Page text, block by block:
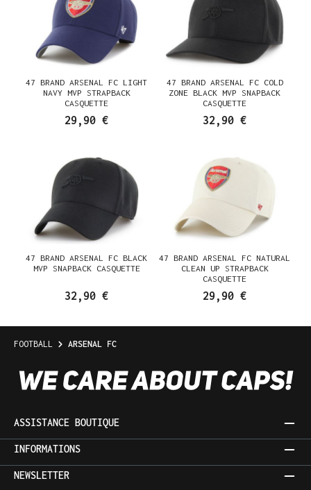
47 BRAND ARSENAL FC LIGHT
NAVY MVP STRAPBACK
CASQUETTE
29,90 €
47 BRAND ARSENAL FC COLD
ZONE BLACK MVP SNAPBACK
CASQUETTE
32,90 €
47 BRAND ARSENAL FC BLACK
MVP SNAPBACK CASQUETTE
32,90 €
47 BRAND ARSENAL FC NATURAL
CLEAN UP STRAPBACK
CASQUETTE
29,90 €
FOOTBALL ARSENAL FC
ASSISTANCE BOUTIQUE
INFORMATIONS
NEWSLETTER